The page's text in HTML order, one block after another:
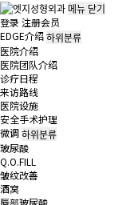
메뉴 닫기
登录 注册会员
EDGE介绍하위분류
医院介绍
医院团队介绍
诊疗日程
来访路线
医院设施
安全手术护理
微调하위분류
玻尿酸
Q.O.FILL
皱纹改善
酒窝